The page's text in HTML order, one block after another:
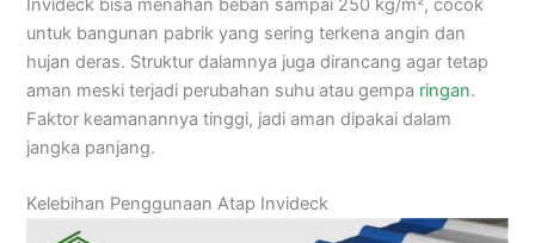
Invideck bisa menahan beban sampai 250 kg/m², cocok
untuk bangunan pabrik yang sering terkena angin dan
hujan deras. Struktur dalamnya juga dirancang agar tetap
aman meski terjadi perubahan suhu atau gempa ringan.
Faktor keamanannya tinggi, jadi aman dipakai dalam
jangka panjang.
Kelebihan Penggunaan Atap Invideck